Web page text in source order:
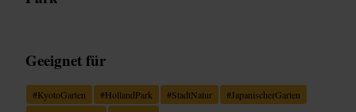
Geeignet für
#KyotoGarten #HollandPark #StadtNatur #JapanischerGarten